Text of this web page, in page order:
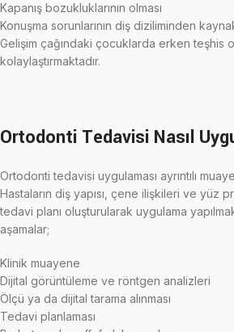
Kapanış bozukluklarının olması
Konuşma sorunlarının diş diziliminden
Gelişim çağındaki çocuklarda erken teşhis
kolaylaştırmaktadır.
Ortodonti Tedavisi Nasıl
Ortodonti tedavisi uygulaması ayrıntılı
Hastaların diş yapısı, çene ilişkileri ve
tedavi planı oluşturularak uygulama
aşamalar;
Klinik muayene
Dijital görüntüleme ve röntgen analizleri
Ölçü ya da dijital tarama alınması
Tedavi planlaması